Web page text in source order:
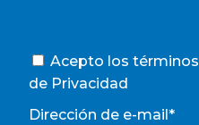
Acepto los
de Privacidad
Dirección de e-mail*